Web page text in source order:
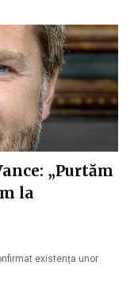
„Purtăm
la
existența unor